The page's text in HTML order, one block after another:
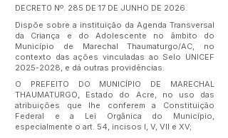
DECRET0 Nº. 285 DE 17 DE JUNHO DE 2026.
Dispõe sobre a instituição da Agenda Transversal
da Criança e do Adolescente no âmbito do
Município de Marechal Thaumaturgo/AC, no
contexto das ações vinculadas ao Selo UNICEF
2025-2028 , e dá outras providências.
O PREFEITO DO MUNICÍPIO DE MARECHAL
THAUMATURGO, Estado do Acre, no uso das
atribuições que lhe conferem a Constituição
Federal e a Lei Orgânica do Município,
especialmente o art. 54, incisos I, V, VII e XV;